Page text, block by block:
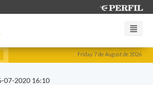
Friday 7 de August de 2026
07-2020 16:10